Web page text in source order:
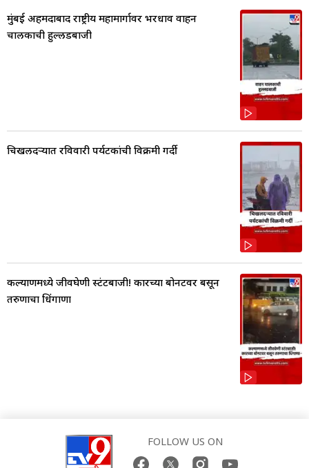
मुंबई अहमदाबाद राष्ट्रीय महामार्गावर भरधाव वाहन
चालकाची हुल्लडबाजी
चिखलदऱ्यात रविवारी पर्यटकांची विक्रमी गर्दी
कल्याणमध्ये जीवघेणी स्टंटबाजी! कारच्या बोनटवर बसून
तरुणाचा धिंगाणा
FOLLOW US ON